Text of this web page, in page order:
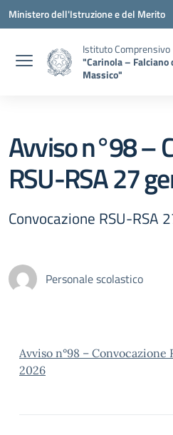
Vai ai contenuti
Vai al menu di navigazione
Vai al footer
Ministero dell'Istruzione e del Merito
Istituto Comprensivo
"Carinola – Falciano
Massico"
Avviso n°98 –
RSU-RSA 27
Convocazione RSU-RSA
Personale scolastico
Avviso n°98 – Convocazione
2026